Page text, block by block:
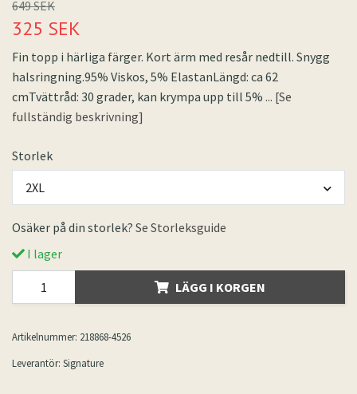
649 SEK
325 SEK
Fin topp i härliga färger. Kort ärm med resår nedtill. Snygg
halsringning.95% Viskos, 5% ElastanLängd: ca 62
cmTvättråd: 30 grader, kan krympa upp till 5% ... [Se
fullständig beskrivning]
Storlek
2XL
Osäker på din storlek? Se Storleksguide
I lager
LÄGG I KORGEN
Artikelnummer: 218868-4526
Leverantör: Signature